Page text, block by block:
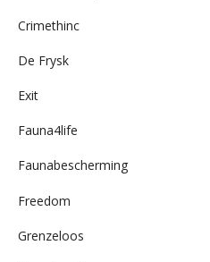
Crimethinc
De Frysk
Exit
Fauna4life
Faunabescherming
Freedom
Grenzeloos